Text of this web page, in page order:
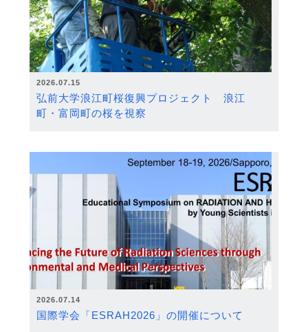
2026.07.15
弘前大学浪江町桜復興プロジェクト 浪江
町・富岡町の桜を視察
2026.07.14
国際学会「ESRAH2026」の開催について